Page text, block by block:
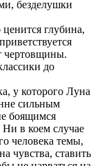
безделушки
глубина,
чертовщины.
до
у которого Луна
сильным
боящимся
Ни в коем случае
человека темы,
чувства, ставить